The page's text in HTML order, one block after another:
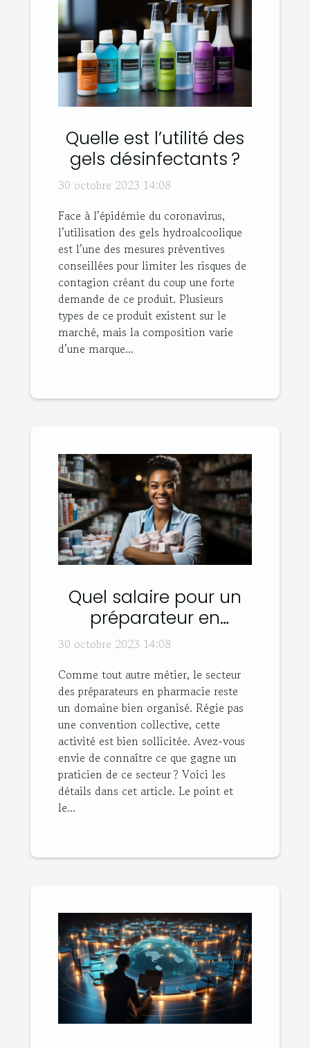
Quelle est l’utilité des
gels désinfectants ?
30 octobre 2023 14:08
Face à l’épidémie du coronavirus,
l’utilisation des gels hydroalcoolique
est l’une des mesures préventives
conseillées pour limiter les risques de
contagion créant du coup une forte
demande de ce produit. Plusieurs
types de ce produit existent sur le
marché, mais la composition varie
d’une marque...
Quel salaire pour un
préparateur en
pharmacie ?
30 octobre 2023 14:08
Comme tout autre métier, le secteur
des préparateurs en pharmacie reste
un domaine bien organisé. Régie pas
une convention collective, cette
activité est bien sollicitée. Avez-vous
envie de connaître ce que gagne un
praticien de ce secteur ? Voici les
détails dans cet article. Le point et
le...